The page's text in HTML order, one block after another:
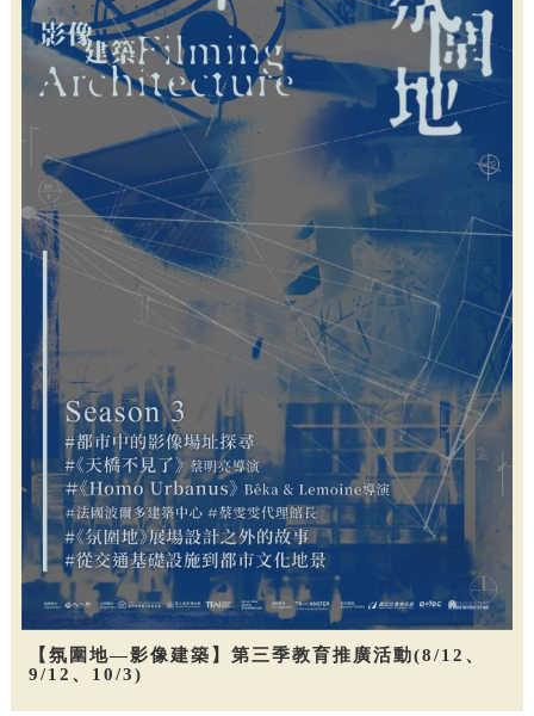
【氛圍地—影像建築】第三季教育推廣活動(8/12、
9/12、10/3)